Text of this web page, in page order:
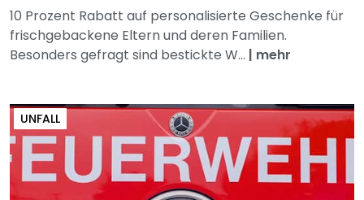
10 Prozent Rabatt auf personalisierte Geschenke für
frischgebackene Eltern und deren Familien.
Besonders gefragt sind bestickte W... | mehr
UNFALL